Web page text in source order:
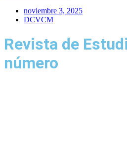
noviembre 3, 2025
DCVCM
Revista de
número